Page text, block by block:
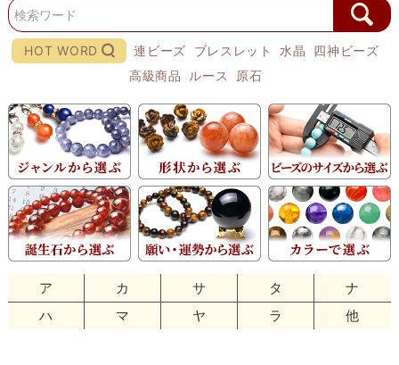
HOT WORD 連ビーズ ブレスレット 水晶
四神ビーズ
高級商品
ルース 原石
ア カ サ タ
ナ
ハ
マ ヤ ラ 他